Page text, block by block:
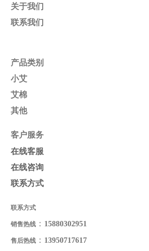
关于我们
联系我们
产品类别
小艾
艾棉
其他
客户服务
在线客服
在线咨询
联系方式
联系方式
销售热线： 15880302951
售后热线： 13950717617